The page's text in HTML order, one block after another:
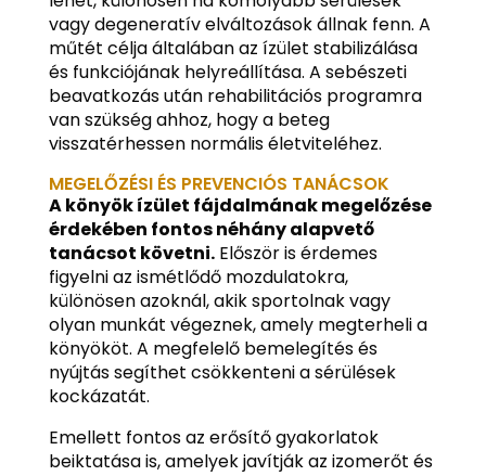
vagy degeneratív elváltozások állnak fenn. A
műtét célja általában az ízület stabilizálása
és funkciójának helyreállítása. A sebészeti
beavatkozás után rehabilitációs programra
van szükség ahhoz, hogy a beteg
visszatérhessen normális életviteléhez.
MEGELŐZÉSI ÉS PREVENCIÓS TANÁCSOK
A könyök ízület fájdalmának megelőzése
érdekében fontos néhány alapvető
tanácsot követni.Először is érdemes
figyelni az ismétlődő mozdulatokra,
különösen azoknál, akik sportolnak vagy
olyan munkát végeznek, amely megterheli a
könyököt. A megfelelő bemelegítés és
nyújtás segíthet csökkenteni a sérülések
kockázatát.
Emellett fontos az erősítő gyakorlatok
beiktatása is, amelyek javítják az izomerőt és